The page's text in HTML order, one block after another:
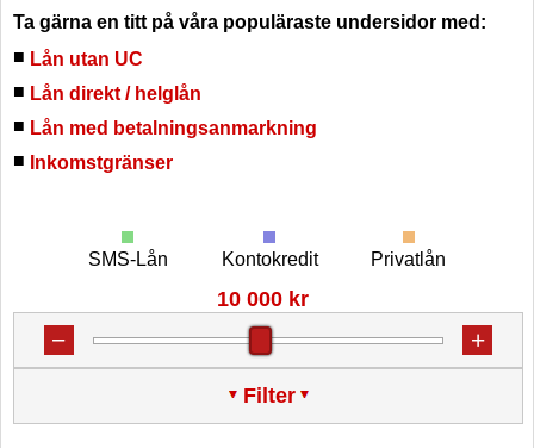
Ta gärna en titt på våra populäraste undersidor med:
Lån utan UC
Lån direkt / helglån
Lån med betalningsanmarkning
Inkomstgränser
SMS-Lån Kontokredit Privatlån
10 000 kr
Filter